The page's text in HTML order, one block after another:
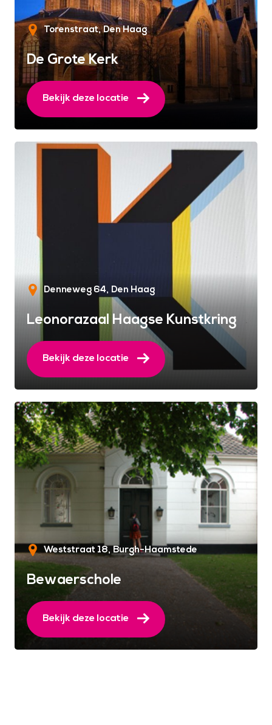
Torenstraat Den Haag
De Grote Kerk
Bekijk deze locatie
Denneweg 64 Den Haag
Leonorazaal Haagse Kunstkring
Bekijk deze locatie
Weststraat 18 Burgh-Haamstede
Bewaerschole
Bekijk deze locatie